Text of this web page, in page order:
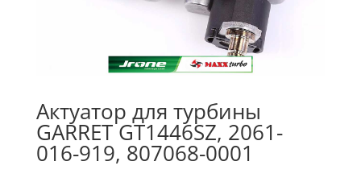
Актуатор для турбины
GARRET GT1446SZ, 2061-
016-919, 807068-0001